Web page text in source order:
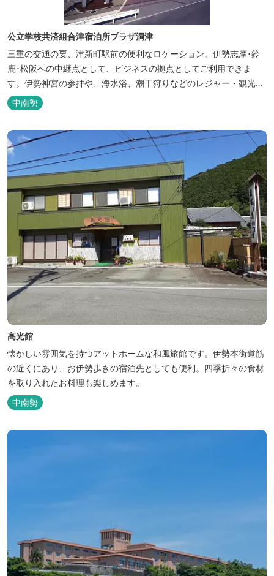
公立学校共済組合津宿泊所プラザ洞津
三重の交通の要、津新町駅前の便利なロケーション。伊勢志摩･鈴
鹿･松阪への中継点として、ビジネスの拠点としてご利用できま
す。伊勢神宮の参拝や、海水浴、潮干狩りなどのレジャー・観光に
も最適です。
中南勢
高光館
懐かしい雰囲気を持つアットホームな和風旅館です。伊勢本街道筋
の近くにあり、お伊勢歩きの宿泊先としても便利。四季折々の食材
を取り入れたお料理も楽しめます。
中南勢